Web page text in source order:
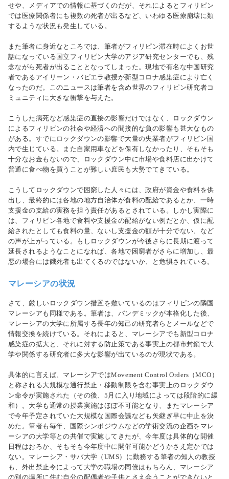
せや、メディアでの情報に基づくのだが、それによるとフィリピン
では医療関係者にも複数の死者が出るなど、いわゆる医療崩壊に類
するような状況も発生している。
また筆者に身近なところでは、筆者がフィリピン滞在時によくお世
話になっている国立フィリピン大学のアジア研究センターでも、残
念ながら死者が出ることとなってしまった。現地で有名な中国研究
者であるアイリーン・バビエラ教授が新型コロナ感染症により亡く
なったのだ。このニュースは筆者を含め世界のフィリピン研究者コ
ミュニティに大きな衝撃を与えた。
こうした病死など感染症の直接の影響だけではなく、ロックダウン
によるフィリピンの社会や経済への間接的な負の影響も甚大なもの
がある。すでにロックダウンの影響で大量の失業者がフィリピン国
内で生じている。また自家用車などを保有しなかったり、そもそも
十分なお金もないので、ロックダウン中に市場や食料店に出かけて
普通に食べ物を買うことが難しい庶民も大勢でてきている。
こうしてロックダウンで困窮した人々には、政府が資金や食料を供
出し、最終的には各地の地方自治体が食料の配給であるとか、一時
支援金の支給の実務を担う責任があるとされている。しかし実際に
は、フィリピン各地で食料や支援金の配給がない例だとか、仮に配
給されたとしても食料の量、ないし支援金の額が十分でない、など
の声が上がっている。もしロックダウンが今後さらに長期に渡って
延長されるようなことになれば、各地で困窮者がさらに増加し、最
悪の場合には餓死者も出てくるのではないか、と危惧されている。
マレーシアの状況
さて、厳しいロックダウン措置を敷いているのはフィリピンの隣国
マレーシアも同様である。筆者は、パンデミックが本格化した後、
マレーシアの大学に所属する長年の知己の研究者らとメールなどで
情報交換を続けている。それによると、マレーシアでも新型コロナ
感染症の拡大と、それに対する防止策である事実上の都市封鎖で大
学や関係する研究者に多大な影響が出ているのが現状である。
具体的に言えば、マレーシアではMovement Control Orders（MCO）
と称される大規模な通行禁止・移動制限を含む事実上のロックダウ
ン命令が実施された（その後、5月に入り地域によっては段階的に緩
和）。大学も通常の授業実施はほぼ不可能となり、またマレーシア
で今年予定されていた大規模な国際会議なども矢継ぎ早に中止を決
めた。筆者も毎年、国際シンポジウムなどの学術交流の企画をマレ
ーシアの大学等との共催で実施してきたが、今年度は具体的な開催
日程はおろか、そもそも今年度中に開催可能かどうかさえ定かでは
ない。マレーシア・サバ大学（UMS）に勤務する筆者の知人の教授
も、外出禁止令によって大学の職場の同僚はもちろん、マレーシア
の別の場所に住む自分の配偶者や子供とさえ会うことができないと